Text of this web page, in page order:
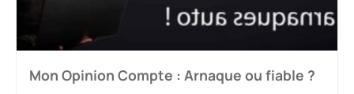
Mon Opinion Compte : Arnaque ou fiable ?